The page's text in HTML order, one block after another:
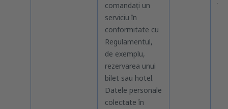
comandați un
serviciu în
conformitate cu
Regulamentul,
de exemplu,
rezervarea unui
bilet sau hotel.
Datele personale
colectate în